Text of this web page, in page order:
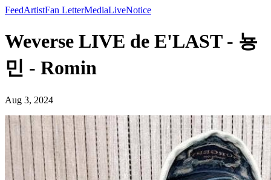
FeedArtistFan LetterMediaLiveNotice
Weverse LIVE de E'LAST - 뇽
민 - Romin
Aug 3, 2024